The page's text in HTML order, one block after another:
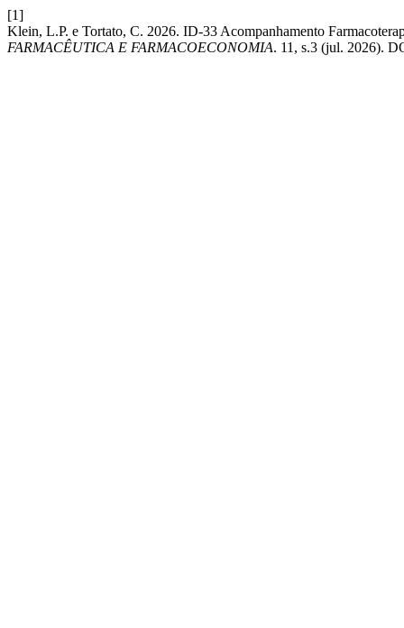
[1]
Klein, L.P. e Tortato, C. 2026. ID-33 Acompanhamento
FARMACÊUTICA E FARMACOECONOMIA. 11, s.3 (jul. 2026).